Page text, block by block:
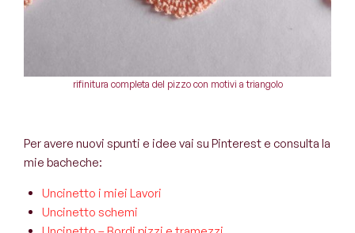
rifinitura completa del pizzo con motivi a triangolo
Per avere nuovi spunti e idee vai su Pinterest e consulta la
mie bacheche:
Uncinetto i miei Lavori
Uncinetto schemi